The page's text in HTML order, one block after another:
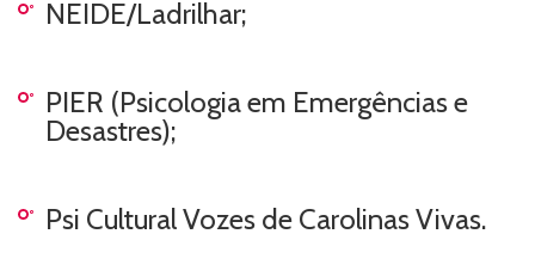
NEIDE/Ladrilhar;
PIER (Psicologia em Emergências e
Desastres);
Psi Cultural Vozes de Carolinas Vivas.